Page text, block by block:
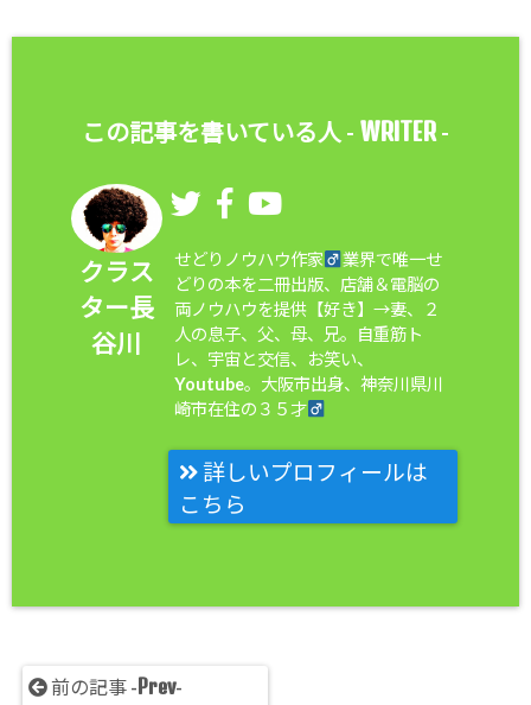
この記事を書いている人 - WRITER-
クラス
ター長
谷川
せどりノウハウ作家
業界で唯一せ
どりの本を二冊出版、店舗＆電脳の
両ノウハウを提供【好き】→妻、２
人の息子、父、母、兄。自重筋ト
レ、宇宙と交信、お笑い、
Youtube。大阪市出身、神奈川県川
崎市在住の３５才
詳しいプロフィールは
こちら
前の記事 -Prev-